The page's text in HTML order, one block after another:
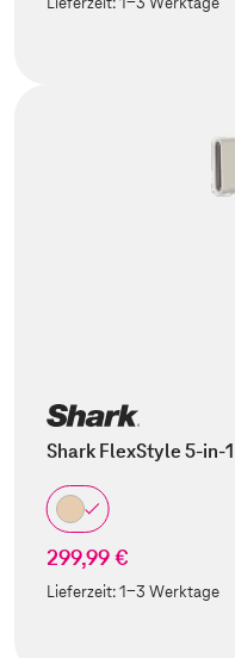
Shark FlexStyle 5-in-
299,99 €
Lieferzeit:1-3 Werktage